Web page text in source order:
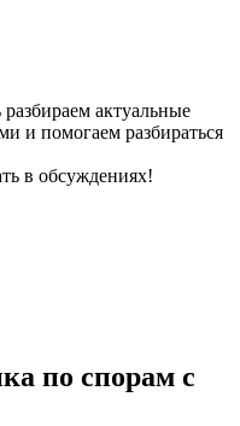
актуальные
и помогаем разбираться
в обсуждениях!
по спорам с